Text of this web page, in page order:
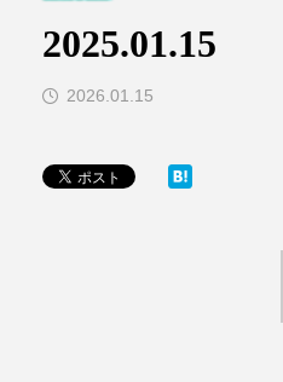
2025.01.15
2026.01.15